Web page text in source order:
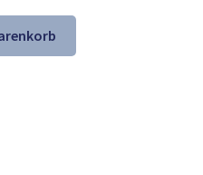
€
Preis
ist:
39,98 €.